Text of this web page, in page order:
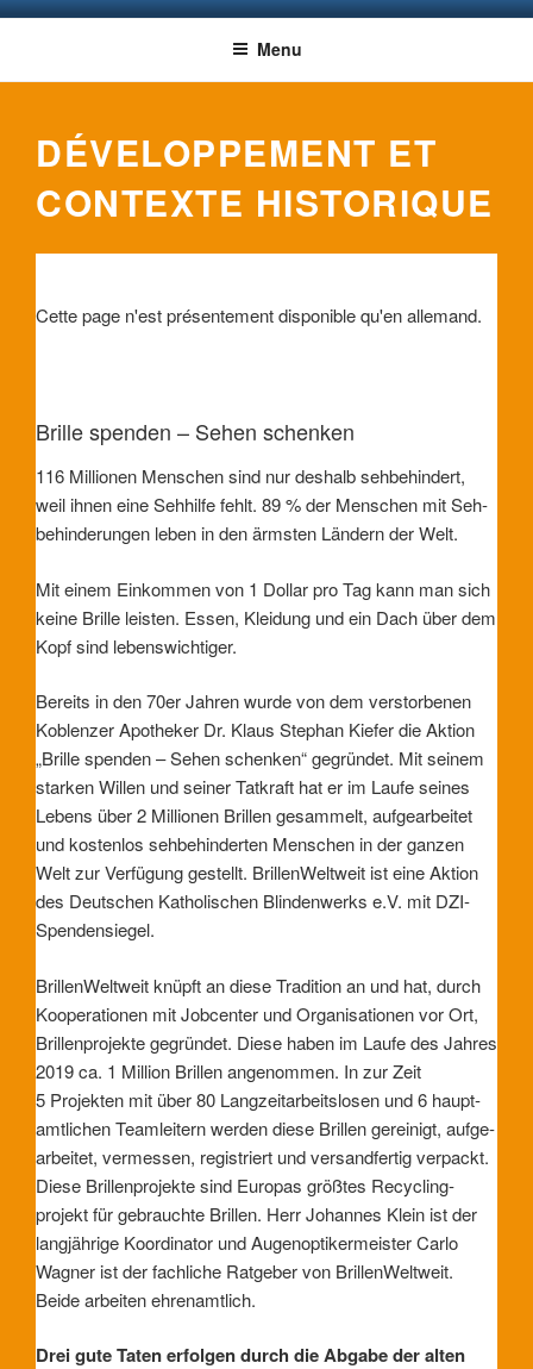
Aller
BRILLENWELTWEIT: BRILLEN
SPENDEN – SEHEN SCHENKEN
Menu
DÉVELOPPEMENT ET
CONTEXTE HISTORIQUE
Cette page n'est présentement disponible qu'en allemand.
Brille spenden – Sehen schenken
116 Millionen Menschen sind nur deshalb seh­behindert,
weil ihnen eine Seh­hilfe fehlt. 89 % der Menschen mit Seh­
behinde­rungen leben in den ärmsten Ländern der Welt.
Mit einem Einkommen von 1 Dollar pro Tag kann man sich
keine Brille leisten. Essen, Kleidung und ein Dach über dem
Kopf sind lebenswichtiger.
Bereits in den 70er Jahren wurde von dem verstorbenen
Koblenzer Apotheker Dr. Klaus Stephan Kiefer die Aktion
„Brille spenden – Sehen schenken“ gegründet. Mit seinem
starken Willen und seiner Tat­kraft hat er im Laufe seines
Lebens über 2 Millionen Brillen gesammelt, auf­gearbeitet
und kosten­los seh­behin­derten Menschen in der ganzen
Welt zur Verfügung gestellt. BrillenWeltweit ist eine Aktion
des Deutschen Katho­lischen Blinden­werks e.V. mit DZI-
Spendensiegel.
BrillenWeltweit knüpft an diese Tradition an und hat, durch
Koope­rationen mit Jobcenter und Organisa­tionen vor Ort,
Brillen­projekte gegründet. Diese haben im Laufe des Jahres
2019 ca. 1 Million Brillen angenommen. In zur Zeit
5 Projekten mit über 80 Lang­zeit­arbeits­losen und 6 haupt­
amtlichen Team­leitern werden diese Brillen gereinigt, aufge­
arbeitet, vermessen, regis­triert und versand­fertig verpackt.
Diese Brillen­projekte sind Europas größtes Recycling­
projekt für gebrauchte Brillen. Herr Johannes Klein ist der
lang­jährige Koordi­nator und Augen­optiker­meister Carlo
Wagner ist der fach­liche Rat­geber von BrillenWeltweit.
Beide arbeiten ehrenamtlich.
Drei gute Taten erfolgen durch die Abgabe der alten